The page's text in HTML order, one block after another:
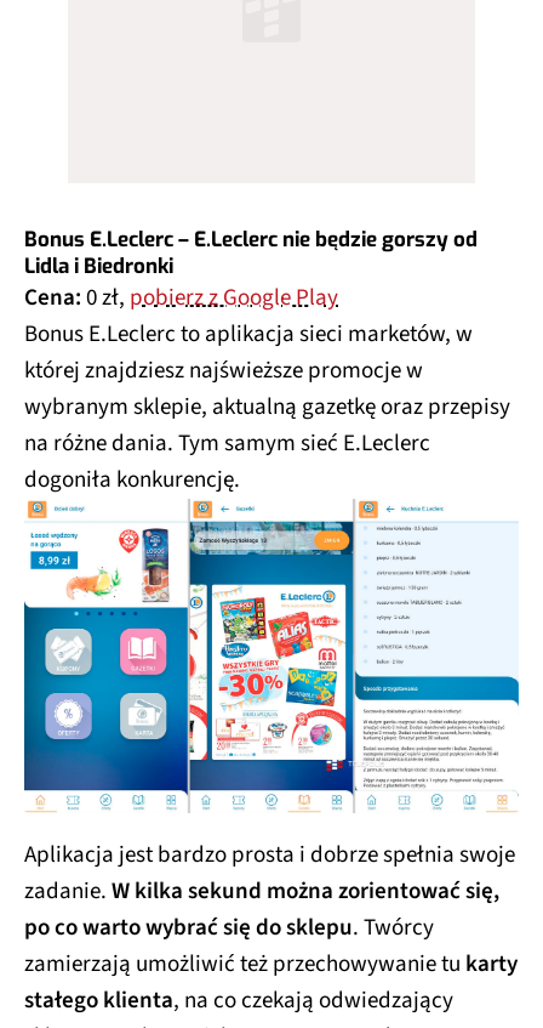
Bonus E.Leclerc– E.Leclerc nie będzie gorszy od
Lidla i Biedronki
Cena:0 zł, pobierz z Google Play
Bonus E.Leclerc to aplikacja sieci marketów, w
której znajdziesz najświeższe promocje w
wybranym sklepie, aktualną gazetkę oraz przepisy
na różne dania. Tym samym sieć E.Leclerc
dogoniła konkurencję.
Aplikacja jest bardzo prosta i dobrze spełnia swoje
zadanie.W kilka sekund można zorientować się,
po co warto wybrać się do sklepu. Twórcy
zamierzają umożliwić też przechowywanie tu karty
stałego klienta, na co czekają odwiedzający